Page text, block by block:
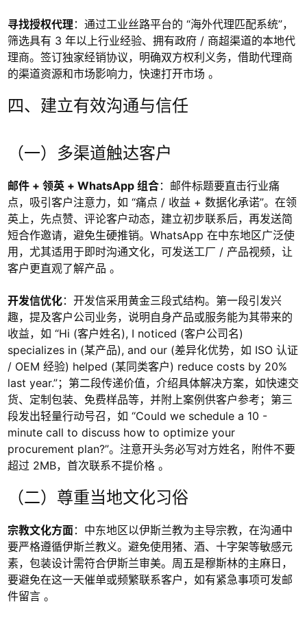
寻找授权代理 ：通过工业丝路平台的 “海外代理匹配系统”，
筛选具有 3 年以上行业经验、拥有政府 / 商超渠道的本地代
理商。签订独家经销协议，明确双方权利义务，借助代理商
的渠道资源和市场影响力，快速打开市场 。
四、建立有效沟通与信任
（一）多渠道触达客户
邮件 + 领英 + WhatsApp 组合：邮件标题要直击行业痛
点，吸引客户注意力，如 “痛点 / 收益 + 数据化承诺”。在领
英上，先点赞、评论客户动态，建立初步联系后，再发送简
短合作邀请，避免生硬推销。WhatsApp 在中东地区广泛使
用，尤其适用于即时沟通文化，可发送工厂 / 产品视频，让
客户更直观了解产品 。
开发信优化：开发信采用黄金三段式结构。第一段引发兴
趣，提及客户公司业务，说明自身产品或服务能为其带来的
收益，如 “Hi (客户姓名), I noticed (客户公司名)
specializes in (某产品), and our (差异化优势，如 ISO 认证
/ OEM 经验) helped (某同类客户) reduce costs by 20%
last year.”；第二段传递价值，介绍具体解决方案，如快速交
货、定制包装、免费样品等，并附上案例供客户参考；第三
段发出轻量行动号召，如 “Could we schedule a 10 -
minute call to discuss how to optimize your
procurement plan?”。注意开头务必写对方姓名，附件不要
超过 2MB，首次联系不提价格 。
（二）尊重当地文化习俗
宗教文化方面：中东地区以伊斯兰教为主导宗教，在沟通中
要严格遵循伊斯兰教义。避免使用猪、酒、十字架等敏感元
素，包装设计需符合伊斯兰审美。周五是穆斯林的主麻日，
要避免在这一天催单或频繁联系客户，如有紧急事项可发邮
件留言 。